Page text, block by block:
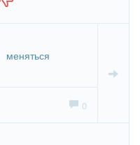
меняться
0